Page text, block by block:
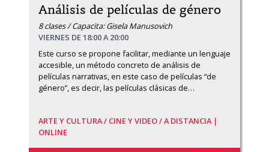
Análisis de películas de género
8 clases / Capacita: Gisela Manusovich
VIERNES DE 18:00 A 20:00
Este curso se propone facilitar, mediante un lenguaje
accesible, un método concreto de análisis de
películas narrativas, en este caso de películas “de
género”, es decir, las películas clásicas de…
ARTE Y CULTURA / CINE Y VIDEO /A DISTANCIA |
ONLINE